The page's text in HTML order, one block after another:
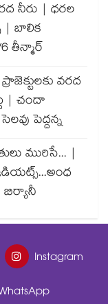
నీరు | ధరల
| బాలిక
తీన్మార్
వరద
| చందా
పెద్దన్న
మురిసే... |
బిర్యానీ
Instagram